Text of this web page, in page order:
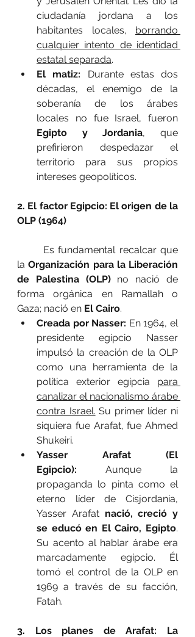
ciudadanía jordana a los
habitantes locales, borrando
cualquier intento de identidad
estatal separada.
El matiz: Durante estas dos
décadas, el enemigo de la
soberanía de los árabes
Egipto y Jordania, que
prefirieron despedazar el
territorio para sus propios
intereses geopolíticos.
2. El factor Egipcio: El origen de la
OLP (1964)
la Organización para la Liberación
de Palestina (OLP) no nació de
forma orgánica en Ramallah o
Gaza; nació en El Cairo.
Creada por Nasser: En 1964, el
presidente egipcio Nasser
impulsó la creación de la OLP
como una herramienta de la
política exterior egipcia para
canalizar el nacionalismo árabe
contra Israel. Su primer líder ni
siquiera fue Arafat, fue Ahmed
Shukeiri.
Yasser Arafat (El
Egipcio): Aunque la
propaganda lo pinta como el
eterno líder de Cisjordania,
Yasser Arafat nació, creció y
se educó en El Cairo, Egipto.
Su acento al hablar árabe era
marcadamente egipcio. Él
tomó el control de la OLP en
1969 a través de su facción,
Fatah.
3. Los planes de Arafat: La